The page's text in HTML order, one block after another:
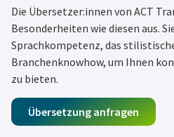
Die Übersetzer:innen von ACT
Besonderheiten wie diesen aus.
Sprachkompetenz, das
Branchenknowhow, um Ihnen
zu bieten.
Übersetzung anfragen